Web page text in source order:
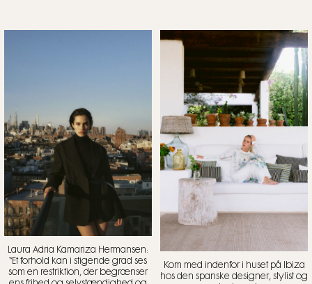
Laura Adria Kamariza Hermansen:
“Et forhold kan i stigende grad ses
som en restriktion, der begrænser
Kom med indenfor i huset på Ibiza
hos den spanske designer, stylist og